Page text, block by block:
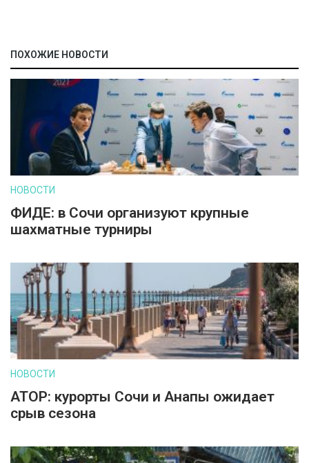
ПОХОЖИЕ НОВОСТИ
НОВОСТИ
ФИДЕ: в Сочи организуют крупные
шахматные турниры
НОВОСТИ
АТОР: курорты Сочи и Анапы ожидает
срыв сезона